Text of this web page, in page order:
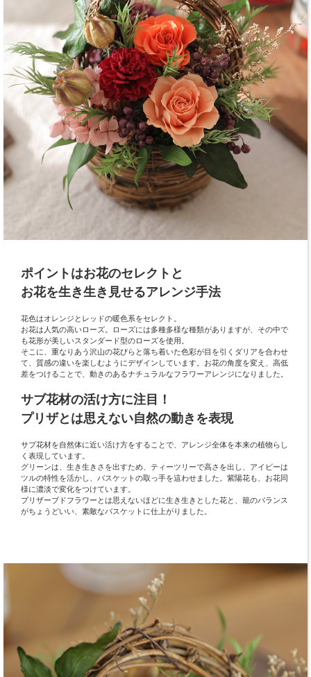
ポイントはお花のセレクトと
お花を生き生き見せるアレンジ手法
花色はオレンジとレッドの暖色系をセレクト。
お花は人気の高いローズ。ローズには多種多様な種類がありますが、その中で
も花形が美しいスタンダード型のローズを使用。
そこに、重なりあう沢山の花びらと落ち着いた色彩が目を引くダリアを合わせ
て、質感の違いを楽しむようにデザインしています。お花の角度を変え、高低
差をつけることで、動きのあるナチュラルなフラワーアレンジになりました。
サブ花材の活け方に注目！
プリザとは思えない自然の動きを表現
サブ花材を自然体に近い活け方をすることで、アレンジ全体を本来の植物らし
く表現しています。
グリーンは、生き生きさを出すため、ティーツリーで高さを出し、アイビーは
ツルの特性を活かし、バスケットの取っ手を這わせました。紫陽花も、お花同
様に濃淡で変化をつけています。
プリザーブドフラワーとは思えないほどに生き生きとした花と、籠のバランス
がちょうどいい、素敵なバスケットに仕上がりました。